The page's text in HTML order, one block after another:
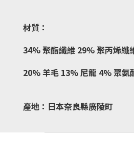
材質：
34% 聚酯纖維 29% 聚丙烯纖
20% 羊毛 13% 尼龍 4% 聚氨
產地： 日本奈良縣廣陵町